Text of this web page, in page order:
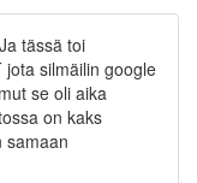
tässä toi
silmäilin google
se oli aika
on kaks
samaan